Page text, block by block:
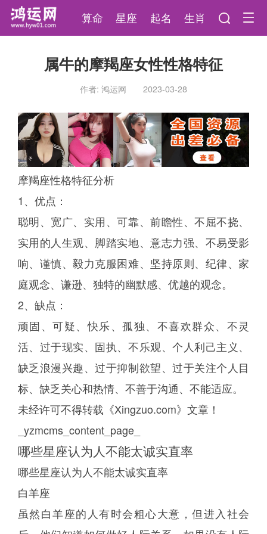
算命 星座 起名 生肖
属牛的摩羯座女性性格特征
作者: 鸿运网 2023-03-28
摩羯座性格特征分析
1、优点：
聪明、宽广、实用、可靠、前瞻性、不屈不挠、
实用的人生观、脚踏实地、意志力强、不易受影
响、谨慎、毅力克服困难、坚持原则、纪律、家
庭观念、谦逊、独特的幽默感、优越的观念。
2、缺点：
顽固、可疑、快乐、孤独、不喜欢群众、不灵
活、过于现实、固执、不乐观、个人利己主义、
缺乏浪漫兴趣、过于抑制欲望、过于关注个人目
标、缺乏关心和热情、不善于沟通、不能适应。
未经许可不得转载《Xingzuo.com》文章！
_yzmcms_content_page_
哪些星座认为人不能太诚实直率
哪些星座认为人不能太诚实直率
白羊座
虽然白羊座的人有时会粗心大意，但进入社会